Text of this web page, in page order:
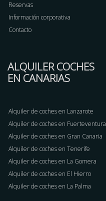
Reservas
Información corporativa
Contacto
ALQUILER COCHES
EN CANARIAS
Alquiler de coches en Lanzarote
Alquiler de coches en Fuerteventura
Alquiler de coches en Gran Canaria
Alquiler de coches en Tenerife
Alquiler de coches en La Gomera
Alquiler de coches en El Hierro
Alquiler de coches en La Palma